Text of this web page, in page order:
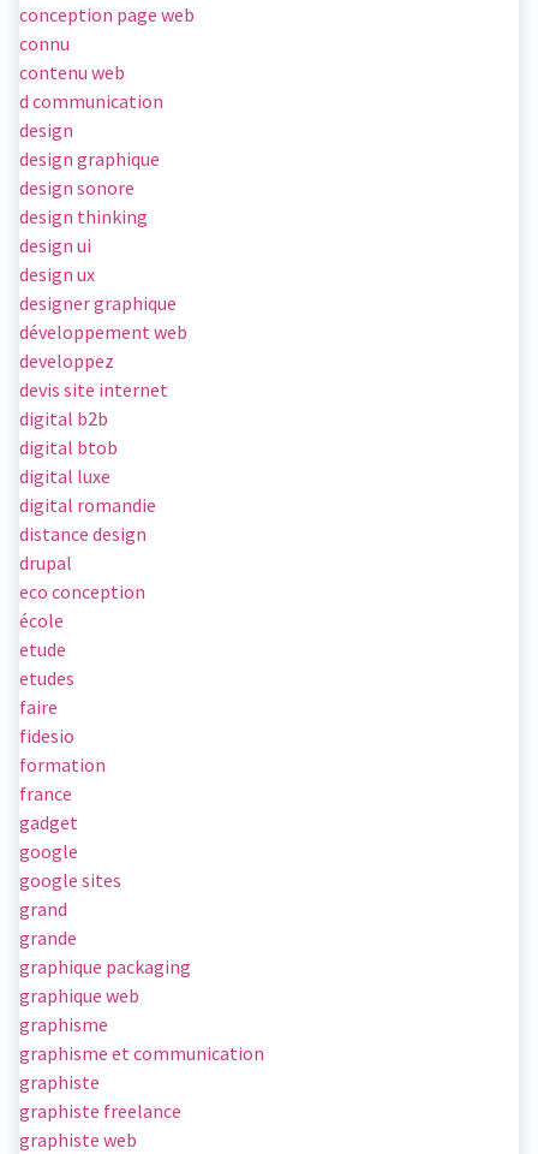
conception page web
connu
contenu web
d communication
design
design graphique
design sonore
design thinking
design ui
design ux
designer graphique
développement web
developpez
devis site internet
digital b2b
digital btob
digital luxe
digital romandie
distance design
drupal
eco conception
école
etude
etudes
faire
fidesio
formation
france
gadget
google
google sites
grand
grande
graphique packaging
graphique web
graphisme
graphisme et communication
graphiste
graphiste freelance
graphiste web